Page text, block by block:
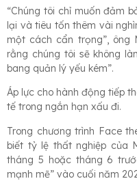
“Chúng tôi chỉ muốn đảm
lại và tiêu tốn thêm vài
một cách cẩn trọng”, ông
rằng chúng tôi sẽ không
bang quản lý yếu kém”.
Áp lực cho hành động tiếp
tế trong ngắn hạn xấu đi.
Trong chương trình Face
biết tỷ lệ thất nghiệp của
tháng 5 hoặc tháng 6
mạnh mẽ” vào cuối năm